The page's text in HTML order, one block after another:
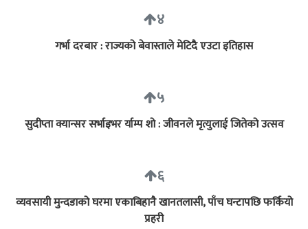
४
गर्भा दरबार : राज्यको बेवास्ताले मेटिदै एउटा इतिहास
५
सुदीप्ता क्यान्सर सर्भाइभर र्याम्प शो : जीवनले मृत्युलाई जितेको उत्सव
६
व्यवसायी मुन्दडाको घरमा एकाबिहानै खानतलासी, पाँच घन्टापछि फर्कियो
प्रहरी